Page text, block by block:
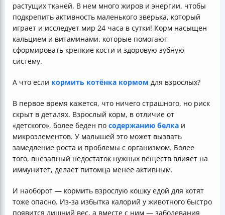
растущих тканей. В нем много жиров и энергии, чтобы
подкрепить активность маленького зверька, который
играет и исследует мир 24 часа в сутки! Корм насыщен
кальцием и витаминами, которые помогают
сформировать крепкие кости и здоровую зубную
систему.
А что если кормить котёнка кормом для взрослых?
В первое время кажется, что ничего страшного, но риск
скрыт в деталях. Взрослый корм, в отличие от
«детского», более беден по содержанию белка и
микроэлементов. У малышей это может вызвать
замедление роста и проблемы с организмом. Более
того, внезапный недостаток нужных веществ влияет на
иммунитет, делает питомца менее активным.
И наоборот — кормить взрослую кошку едой для котят
тоже опасно. Из-за избытка калорий у животного быстро
появится лишний вес, а вместе с ним — заболевания